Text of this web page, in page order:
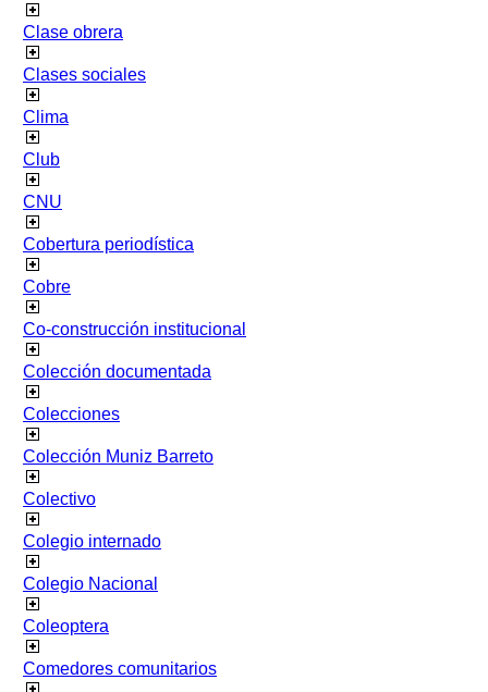
Clase obrera
Clases sociales
Clima
Club
CNU
Cobertura periodística
Cobre
Co-construcción institucional
Colección documentada
Colecciones
Colección Muniz Barreto
Colectivo
Colegio internado
Colegio Nacional
Coleoptera
Comedores comunitarios